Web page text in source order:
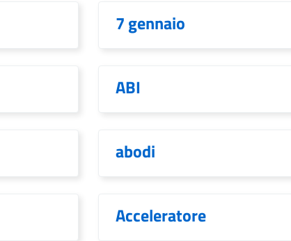
7 gennaio
ABI
abodi
Acceleratore